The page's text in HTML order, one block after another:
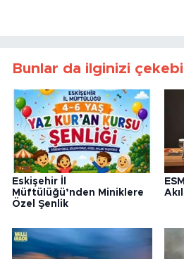
Bunlar da ilginizi
Eskişehir İl
Müftülüğü’nden Miniklere
Özel Şenlik